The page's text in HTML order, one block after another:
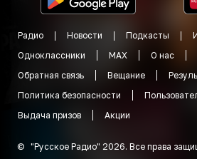
Радио Новости Подкасты
Одноклассники
MAX О нас
Обратная связь
Вещание
Политика безопасности
Выдача призов
Акции
© "Русское Радио" 2026. Все права